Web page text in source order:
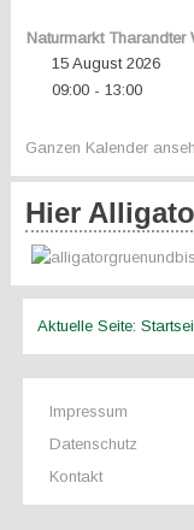
Naturmarkt Tharandter
15 August 2026
09:00- 13:00
Ganzen Kalender
Hier
Aktuelle Seite:
Impressum
Datenschutz
Kontakt